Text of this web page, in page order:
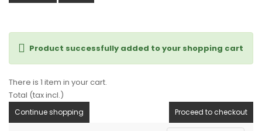
Product successfully added to your shopping cart
There is 1 item in your cart.
Total (tax incl.)
Continue shopping Proceed to checkout